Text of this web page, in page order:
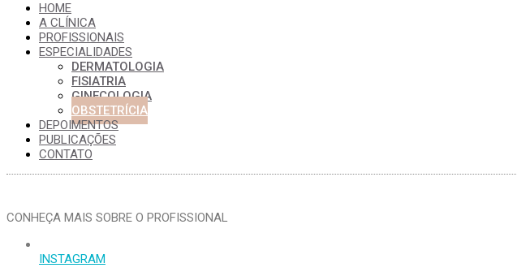
HOME
A CLÍNICA
PROFISSIONAIS
ESPECIALIDADES
DERMATOLOGIA
FISIATRIA
GINECOLOGIA
OBSTETRÍCIA
DEPOIMENTOS
PUBLICAÇÕES
CONTATO
CONHEÇA MAIS SOBRE O PROFISSIONAL
INSTAGRAM